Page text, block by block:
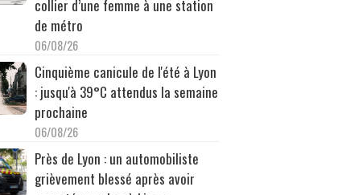
collier d’une femme à une station
de métro
06/08/26
Cinquième canicule de l'été à Lyon
: jusqu'à 39°C attendus la semaine
prochaine
06/08/26
Près de Lyon : un automobiliste
grièvement blessé après avoir